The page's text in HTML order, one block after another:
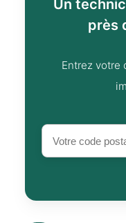
Un
près
Entrez votre